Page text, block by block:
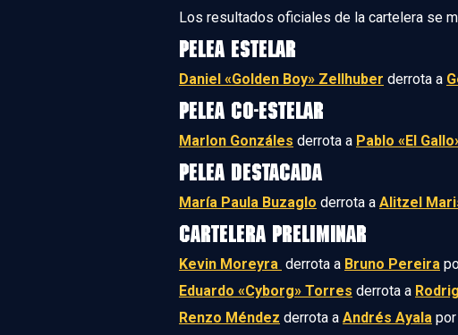
Los resultados oficiales de la cartelera se
PELEA ESTELAR
Daniel «Golden Boy» Zellhuber derrota a
PELEA CO-ESTELAR
Marlon Gonzáles derrota a Pablo «El
PELEA DESTACADA
María Paula Buzaglo derrota a Alitzel
CARTELERA PRELIMINAR
Kevin Moreyra derrota a Bruno Pereira
Eduardo «Cyborg» Torres derrota a
Renzo Méndez derrota a Andrés Ayala